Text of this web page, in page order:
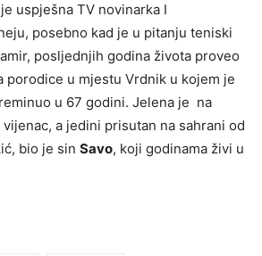
uspješna TV novinarka I
posebno kad je u pitanju teniski
posljednjih godina života proveo
porodice u mjestu Vrdnik u kojem je
u 67 godini. Jelena je na
a jedini prisutan na sahrani od
bio je sin Savo, koji godinama živi u